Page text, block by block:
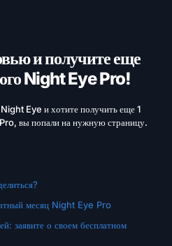
и получите еще
Night Eye Pro!
Eye и хотите получить еще 1
вы попали на нужную страницу.
месяц Night Eye Pro
заявите о своем бесплатном